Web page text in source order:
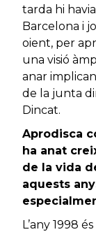
tarda hi
Barcelona i
oient, per
una visió
anar
de la junta
Dincat.
Aprodisca
ha anat
de la vida
aquests
L’any 1998